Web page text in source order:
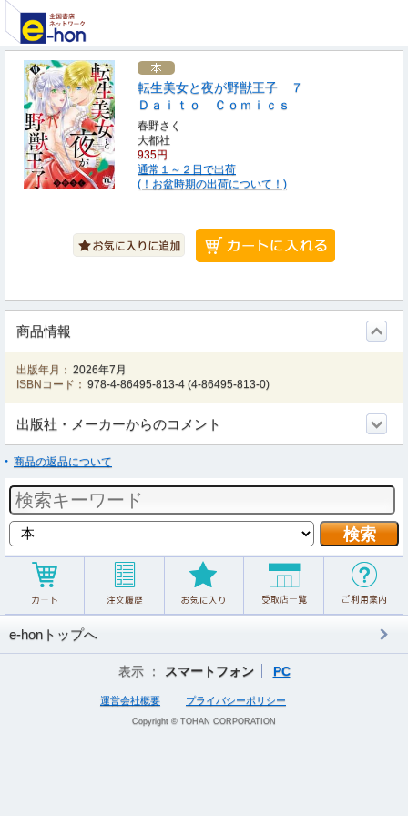
転生美女と夜が野獣王子 ７
Ｄａｉｔｏ Ｃｏｍｉｃｓ
春野さく
大都社
935円
通常１～２日で出荷
(！お盆時期の出荷について！)
商品情報
出版年月： 2026年7月
ISBNコード： 978-4-86495-813-4 (4-86495-813-0)
出版社・メーカーからのコメント
商品の返品について
e-honトップへ
表示 ： スマートフォン PC
運営会社概要 プライバシーポリシー
Copyright © TOHAN CORPORATION